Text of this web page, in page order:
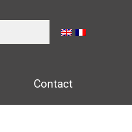
Contact